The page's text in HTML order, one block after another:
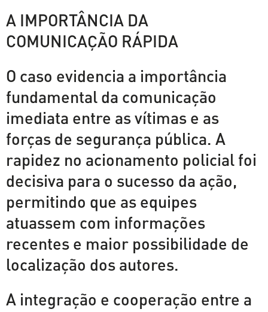
A IMPORTÂNCIA DA
COMUNICAÇÃO RÁPIDA
O caso evidencia a importância
fundamental da comunicação
imediata entre as vítimas e as
forças de segurança pública. A
rapidez no acionamento policial foi
decisiva para o sucesso da ação,
permitindo que as equipes
atuassem com informações
recentes e maior possibilidade de
localização dos autores.
A integração e cooperação entre a